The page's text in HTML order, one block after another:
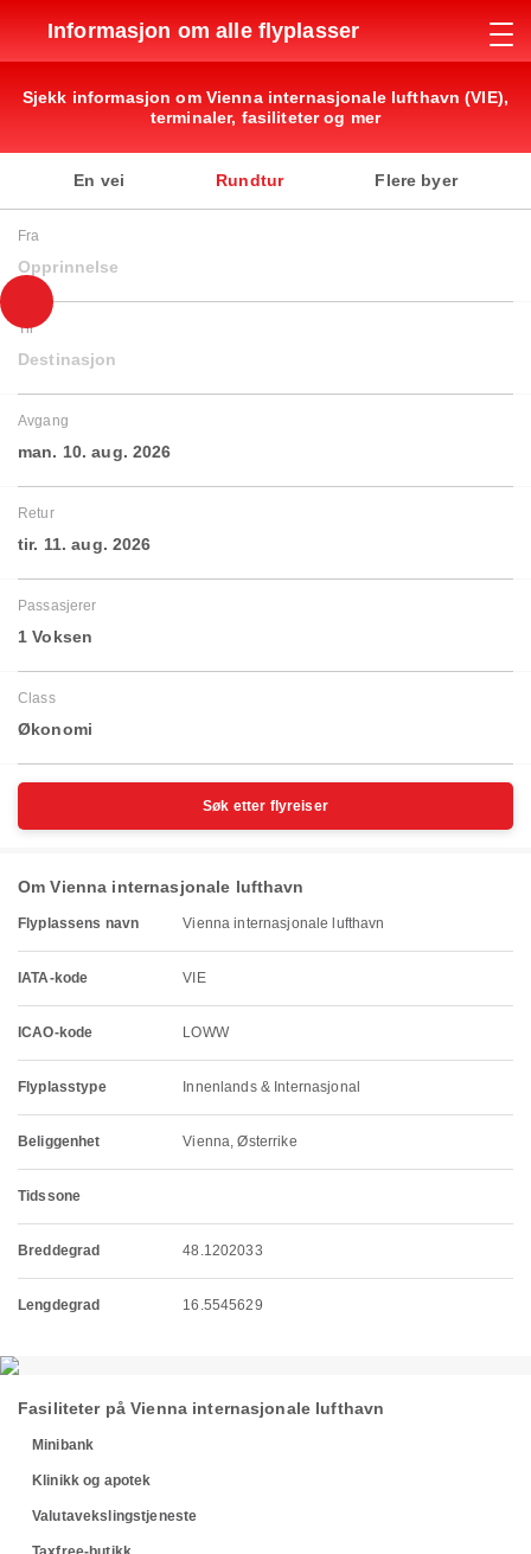
Informasjon om alle flyplasser
Sjekk informasjon om Vienna internasjonale lufthavn (VIE),
terminaler, fasiliteter og mer
En vei Rundtur Flere byer
Fra
Opprinnelse
Til
Destinasjon
Avgang
man. 10. aug. 2026
Retur
tir. 11. aug. 2026
Passasjerer
1 Voksen
Class
Økonomi
Søk etter flyreiser
Om Vienna internasjonale lufthavn
Flyplassens navn Vienna internasjonale lufthavn
IATA-kode VIE
ICAO-kode LOWW
Flyplasstype Innenlands & Internasjonal
Beliggenhet Vienna, Østerrike
Tidssone
Breddegrad 48.1202033
Lengdegrad 16.5545629
Fasiliteter på Vienna internasjonale lufthavn
Minibank
Klinikk og apotek
Valutavekslingstjeneste